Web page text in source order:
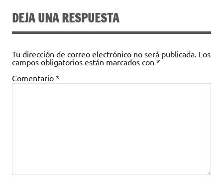
DEJA UNA RESPUESTA
Tu dirección de correo electrónico no será publicada. Los
campos obligatorios están marcados con *
Comentario *